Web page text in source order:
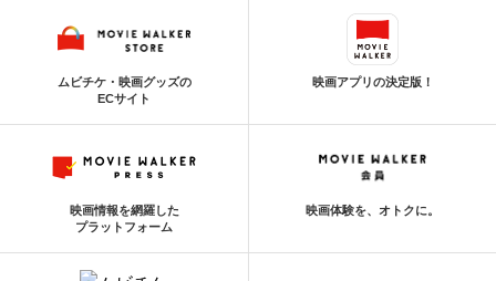
ムビチケ・映画グッズの
ECサイト
映画アプリの決定版！
映画情報を網羅した
プラットフォーム
映画体験を、オトクに。